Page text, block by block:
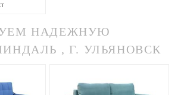
НАДЕЖНУЮ
, Г. УЛЬЯНОВСК